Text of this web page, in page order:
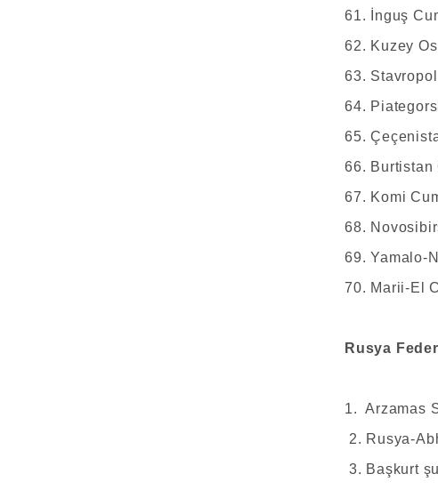
61. İnguş
62. Kuzey
63.
64.
65.
66. Burtistan
67. Komi
68.
69. Yamalo-
70. Marii-El
Rusya
1. Arzamas
2. Rusya-
3. Başkurt